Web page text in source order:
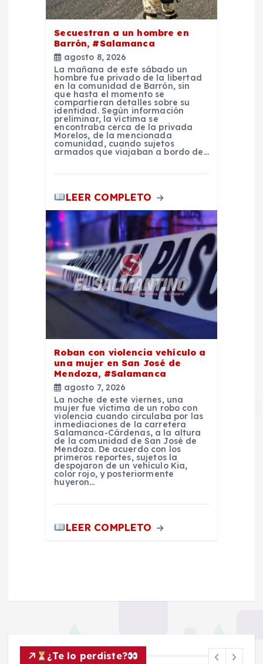
Secuestran a un hombre en
Barrón, #Salamanca
agosto 8, 2026
La mañana de este sábado un
hombre fue privado de la libertad
en la comunidad de Barrón, sin
que hasta el momento se
compartieran detalles sobre su
identidad. Según información
preliminar, la víctima se
encontraba cerca de la privada
Morelos, de la mencionada
comunidad, cuando sujetos
armados que viajaban a bordo de…
LEER COMPLETO
Roban con violencia vehículo a
una mujer en San José de
Mendoza, #Salamanca
agosto 7, 2026
La noche de este viernes, una
mujer fue víctima de un robo con
violencia cuando circulaba por las
inmediaciones de la carretera
Salamanca-Cárdenas, a la altura
de la comunidad de San José de
Mendoza. De acuerdo con los
primeros reportes, sujetos la
despojaron de un vehículo Kia,
color rojo, y posteriormente
huyeron…
LEER COMPLETO
¿Te lo perdiste?